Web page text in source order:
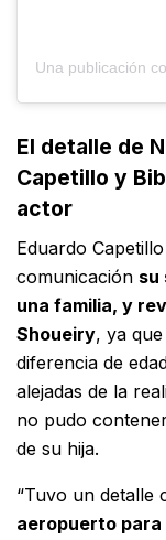
El detalle de
Capetillo y
actor
Eduardo
comunicación su
una familia, y
Shoueiry, ya
diferencia de
alejadas de la
no pudo
de su hija.
“Tuvo un detalle
aeropuerto para